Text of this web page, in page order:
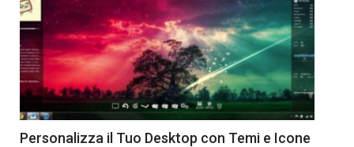
Personalizza il Tuo Desktop con Temi e Icone